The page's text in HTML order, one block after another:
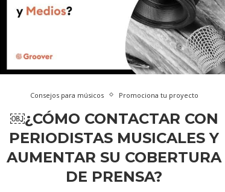
Consejos para músicos Promociona tu proyecto
￼¿CÓMO CONTACTAR CON
PERIODISTAS MUSICALES Y
AUMENTAR SU COBERTURA
DE PRENSA?